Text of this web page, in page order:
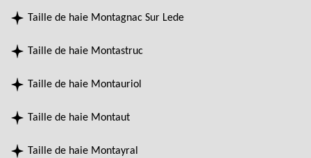
Taille de haie Montagnac Sur Lede
Taille de haie Montastruc
Taille de haie Montauriol
Taille de haie Montaut
Taille de haie Montayral